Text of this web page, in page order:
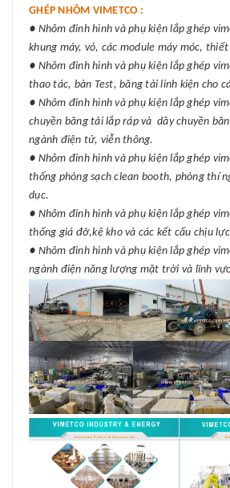
GHÉP NHÔM VIMETCO :
● Nhôm đinh hình và phụ kiện lắp ghép
khung máy, vỏ, các module máy móc,
● Nhôm đinh hình và phụ kiện lắp ghép
thao tác, bàn Test, băng tải linh kiện cho
● Nhôm đinh hình và phụ kiện lắp ghép
chuyền băng tải lắp ráp và dây chuyền
ngành điện tử, viễn thông.
● Nhôm đinh hình và phụ kiện lắp ghép
thống phòng sạch clean booth, phòng thí
dục.
● Nhôm đinh hình và phụ kiện lắp ghép
thống giá đỡ,kệ kho và các kết cấu chịu
● Nhôm đinh hình và phụ kiện lắp ghép
ngành điện năng lượng mặt trời và lĩnh